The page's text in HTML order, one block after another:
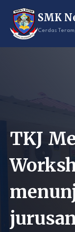
content
SMK
Cerdas
TKJ